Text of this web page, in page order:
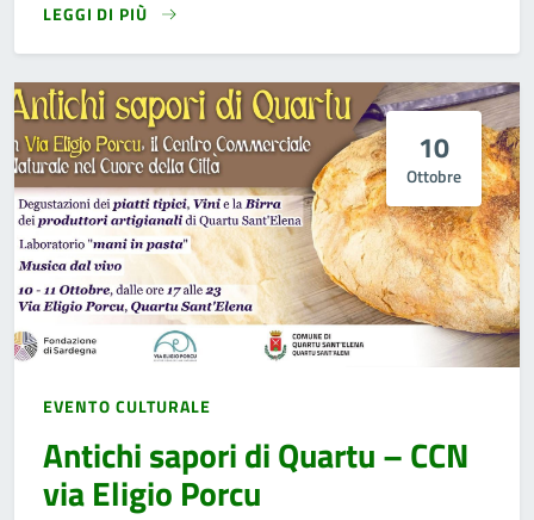
LEGGI DI PIÙ
10
Ottobre
EVENTO CULTURALE
Antichi sapori di Quartu – CCN
via Eligio Porcu